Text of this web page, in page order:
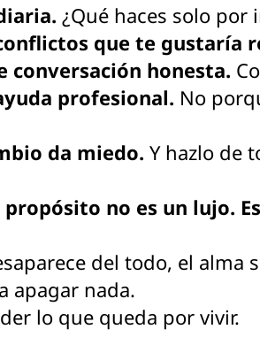
¿Qué haces solo por
que te gustaría
conversación honesta.
profesional. No
da miedo. Y hazlo de
no es un lujo.
del todo, el alma
apagar nada.
lo que queda por vivir.